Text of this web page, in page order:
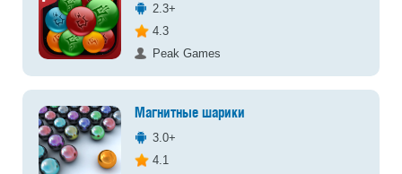
2.3+
4.3
Peak Games
Магнитные шарики
3.0+
4.1